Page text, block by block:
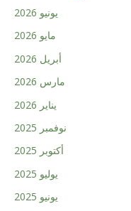
يونيو 2026
مايو 2026
أبريل 2026
مارس 2026
يناير 2026
نوفمبر 2025
أكتوبر 2025
يوليو 2025
يونيو 2025